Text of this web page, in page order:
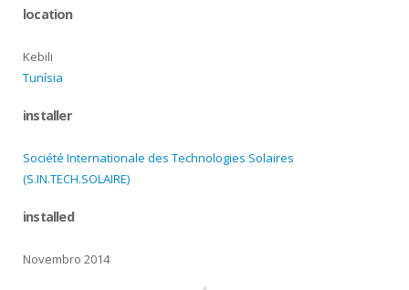
location
Kebili
Tunísia
installer
Société Internationale des Technologies Solaires
(S.IN.TECH.SOLAIRE)
installed
Novembro 2014